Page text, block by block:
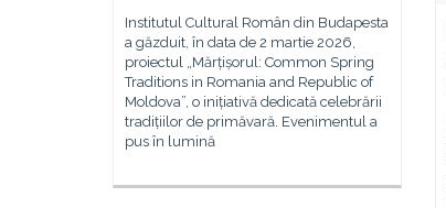
Institutul Cultural Român din Budapesta
a găzduit, în data de 2 martie 2026,
proiectul „Mărțișorul: Common Spring
Traditions in Romania and Republic of
Moldova”, o inițiativă dedicată celebrării
tradițiilor de primăvară. Evenimentul a
pus în lumină